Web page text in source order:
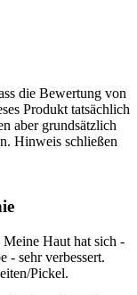
die Bewertung von
Produkt tatsächlich
aber grundsätzlich
Hinweis schließen
Haut hat sich -
sehr verbessert.
Pickel.